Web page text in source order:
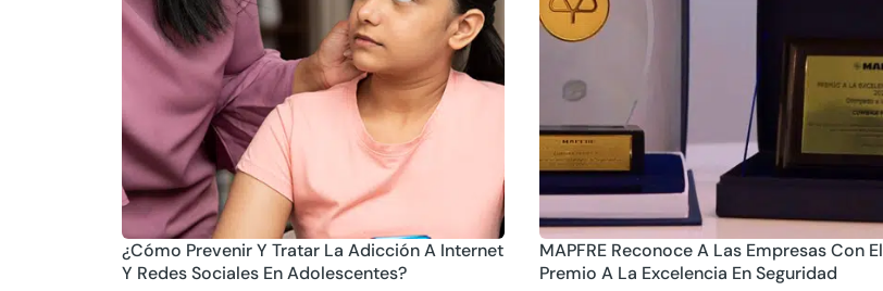
¿Cómo Prevenir Y Tratar La Adicción A Internet
Y Redes Sociales En Adolescentes?
MAPFRE Reconoce A Las Empresas Con El
Premio A La Excelencia En Seguridad